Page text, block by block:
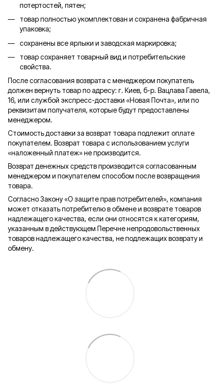
потертостей, пятен;
товар полностью укомплектован и сохранена фабричная
упаковка;
сохранены все ярлыки и заводская маркировка;
товар сохраняет товарный вид и потребительские
свойства.
После согласования возврата с менеджером покупатель
должен вернуть товар по адресу: г. Киев, б-р. Вацлава Гавела,
16, или службой экспресс-доставки «Новая Почта», или по
реквизитам получателя, которые будут предоставлены
менеджером.
Стоимость доставки за возврат товара подлежит оплате
покупателем. Возврат товара с использованием услуги
«наложенный платеж» не производится.
Возврат денежных средств производится согласованным
менеджером и покупателем способом после возвращения
товара.
Согласно Закону «О защите прав потребителей», компания
может отказать потребителю в обмене и возврате товаров
надлежащего качества, если они относятся к категориям,
указанным в действующем Перечне непродовольственных
товаров надлежащего качества, не подлежащих возврату и
обмену.